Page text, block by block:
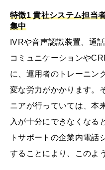
特徴1貴社システム担当
集中
IVRや音声認識装置、通
コミュニケーションや
に、運用者のトレーニン
変な労力がかかります。
ニアが行っていては、本
入が十分にできなくなる
トサポートの企業内電話
することにより、このよ